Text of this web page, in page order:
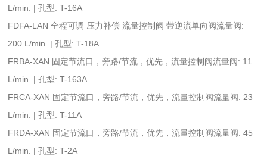
L/min. | 孔型: T-16A
FDFA-LAN 全程可调 压力补偿 流量控制阀 带逆流单向阀流量阀:
200 L/min. | 孔型: T-18A
FRBA-XAN 固定节流口，旁路/节流，优先，流量控制阀流量阀: 11
L/min. | 孔型: T-163A
FRCA-XAN 固定节流口，旁路/节流，优先，流量控制阀流量阀: 23
L/min. | 孔型: T-11A
FRDA-XAN 固定节流口，旁路/节流，优先，流量控制阀流量阀: 45
L/min. | 孔型: T-2A